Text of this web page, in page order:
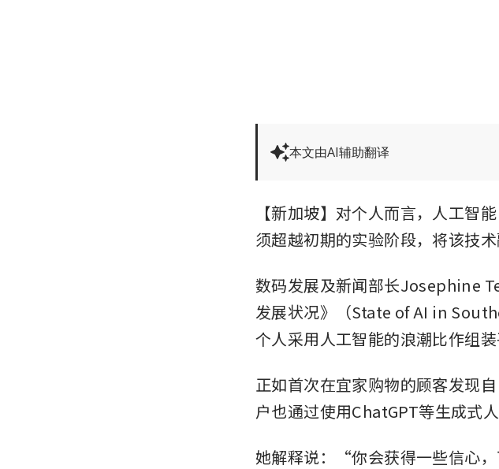
本文由AI辅助翻译
【新加坡】对个人而言，人工
须超越初期的实验阶段，将该技术
数码发展及新闻部长Josephine
发展状况》（State of AI in
个人采用人工智能的浪潮比作组装
正如首次在宜家购物的顾客发现
户也通过使用ChatGPT等生成式
她解释说：“你会获得一些信心